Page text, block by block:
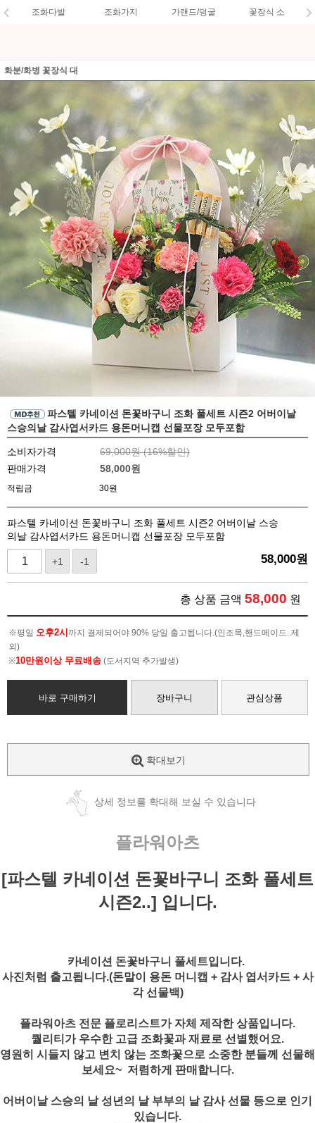
조화다발 조화가지 가랜드/덩굴 꽃장식 소
화분/화병 꽃장식 대
파스텔 카네이션 돈꽃바구니 조화 풀세트 시즌2 어버이날
스승의날 감사엽서카드 용돈머니캡 선물포장 모두포함
소비자가격 69,000원 (16%할인)
판매가격
58,000원
적립금 30원
파스텔 카네이션 돈꽃바구니 조화 풀세트 시즌2 어버이날 스승
의날 감사엽서카드 용돈머니캡 선물포장 모두포함
+1 -1 58,000원
총 상품 금액 58,000 원
※평일 오후2시 까지 결제되어야 90% 당일 출고됩니다.(인조목,핸드메이드..제
외)
※10만원이상 무료배송 (도서지역 추가발생)
바로 구매하기 장바구니 관심상품
확대보기
상세 정보를 확대해 보실 수 있습니다
플라워아츠
[파스텔 카네이션 돈꽃바구니 조화 풀세트
시즌2..] 입니다.
카네이션 돈꽃바구니 풀세트입니다.
사진처럼 출고됩니다.(돈말이 용돈 머니캡 + 감사 엽서카드 + 사
각 선물백)
플라워아츠 전문 플로리스트가 자체 제작한 상품입니다.
퀄리티가 우수한 고급 조화꽃과 재료로 선별했어요.
영원히 시들지 않고 변치 않는 조화꽃으로 소중한 분들께 선물해
보세요~ 저렴하게 판매합니다.
어버이날 스승의 날 성년의 날 부부의 날 감사 선물 등으로 인기
있습니다.